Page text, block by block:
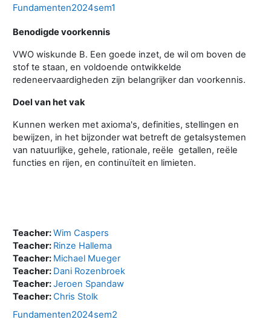
Fundamenten2024sem1
Benodigde voorkennis
VWO wiskunde B. Een goede inzet, de wil om boven de
stof te staan, en voldoende ontwikkelde
redeneervaardigheden zijn belangrijker dan voorkennis.
Doel van het vak
Kunnen werken met axioma's, definities, stellingen en
bewijzen, in het bijzonder wat betreft de getalsystemen
van natuurlijke, gehele, rationale, reële getallen, reële
functies en rijen, en continuïteit en limieten.
Teacher:Wim Caspers
Teacher: Rinze Hallema
Teacher: Michael Mueger
Teacher: Dani Rozenbroek
Teacher:Jeroen Spandaw
Teacher:Chris Stolk
Fundamenten2024sem2